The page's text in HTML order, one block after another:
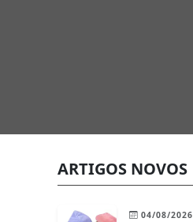
ARTIGOS NOVOS
04/08/2026